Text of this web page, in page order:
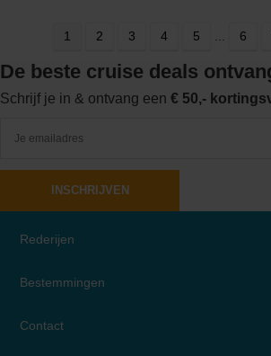
1 2 3 4 5 6
De beste cruise deals
Schrijf je in & ontvang een € 50,-
INSCHRIJVEN
Rederijen
Bestemmingen
Contact